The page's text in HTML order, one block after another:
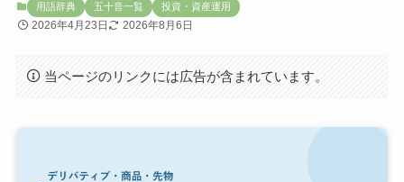
用語辞典 五十音一覧 投資・資産運用
2026年4月23日 2026年8月6日
当ページのリンクには広告が含まれています。